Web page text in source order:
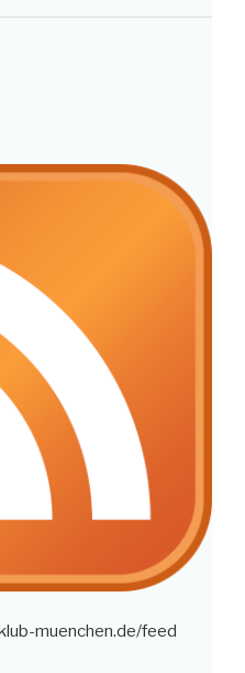
muenchen.de/feed